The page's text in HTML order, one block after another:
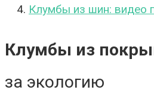
Клумбы из шин: видео
Клумбы из
за экологию